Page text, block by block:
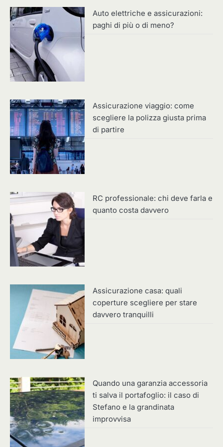
Auto elettriche e assicurazioni:
paghi di più o di meno?
Assicurazione viaggio: come
scegliere la polizza giusta prima
di partire
RC professionale: chi deve farla e
quanto costa davvero
Assicurazione casa: quali
coperture scegliere per stare
davvero tranquilli
Quando una garanzia accessoria
ti salva il portafoglio: il caso di
Stefano e la grandinata
improvvisa